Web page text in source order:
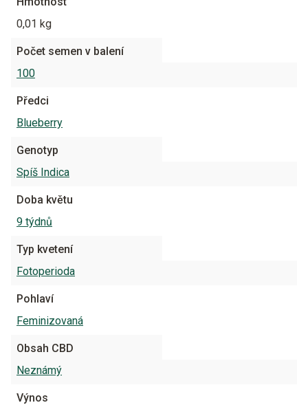
0,01 kg
Počet semen v balení
100
Předci
Blueberry
Genotyp
Spíš Indica
Doba květu
9 týdnů
Typ kvetení
Fotoperioda
Pohlaví
Feminizovaná
Obsah CBD
Neznámý
Výnos